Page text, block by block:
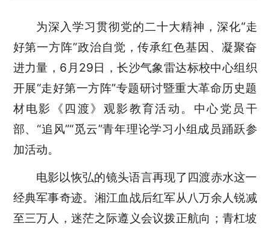
为深入学习贯彻党的二十大精神，深化“走
好第一方阵”政治自觉，传承红色基因、凝聚奋
进力量， 6月29日，长沙气象雷达标校中心组织
开展“走好第一方阵”专题研讨暨重大革命历史题
材电影《四渡》观影教育活动。中心党员干
部、 “追风”“觅云”青年理论学习小组成员踊跃参
加活动。
电影以恢弘的镜头语言再现了四渡赤水这一
经典军事奇迹。湘江血战后红军从八万余人锐减
至三万人，迷茫之际遵义会议拨正航向；青杠坡